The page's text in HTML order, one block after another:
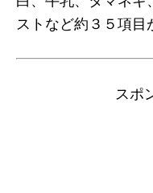
ストなど約３５項目
スポ